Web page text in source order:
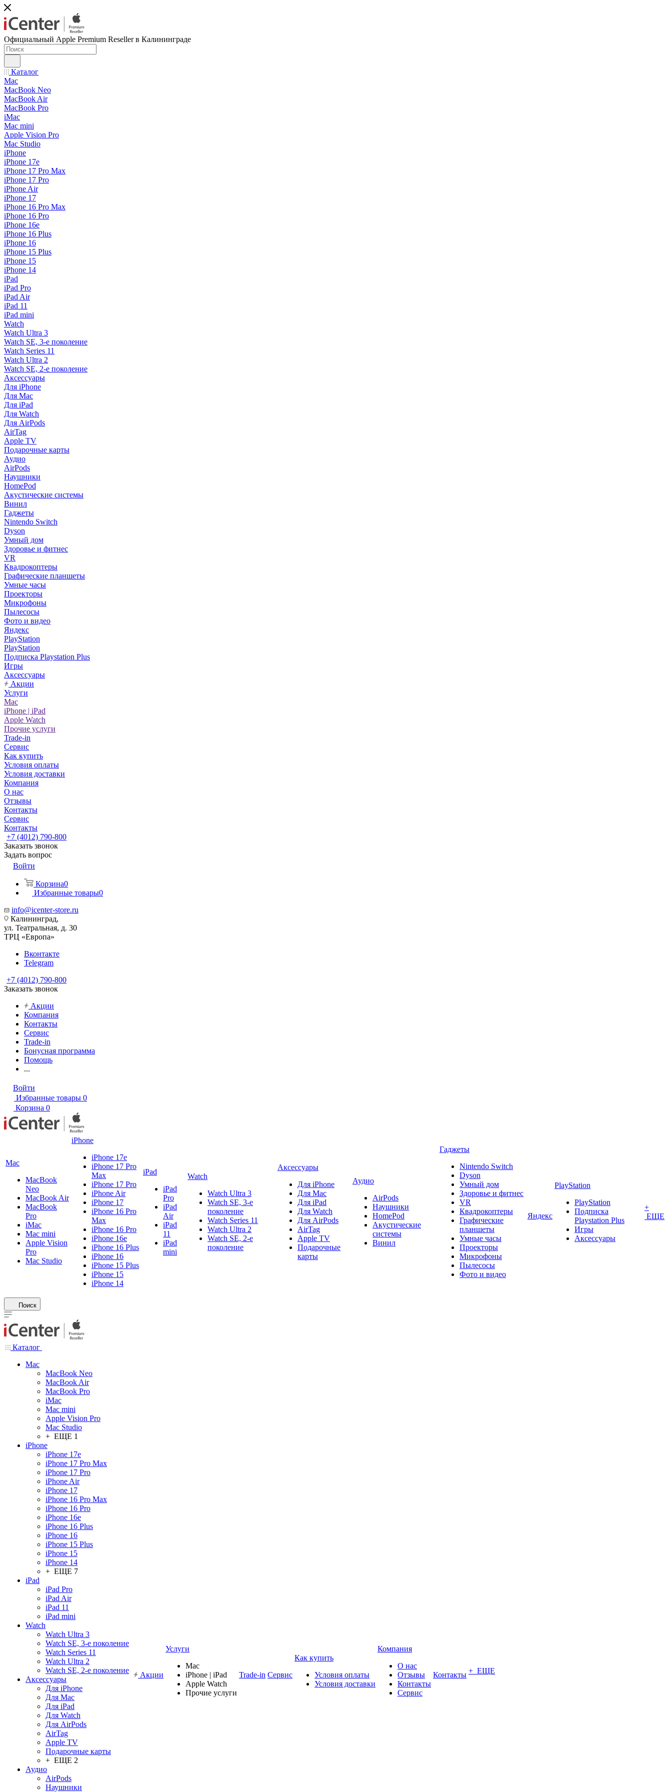
Официальный Apple Premium Reseller в Калининграде
Каталог
Mac
MacBook Neo
MacBook Air
MacBook Pro
iMac
Mac mini
Apple Vision Pro
Mac Studio
iPhone
iPhone 17e
iPhone 17 Pro Max
iPhone 17 Pro
iPhone Air
iPhone 17
iPhone 16 Pro Max
iPhone 16 Pro
iPhone 16e
iPhone 16 Plus
iPhone 16
iPhone 15 Plus
iPhone 15
iPhone 14
iPad
iPad Pro
iPad Air
iPad 11
iPad mini
Watch
Watch Ultra 3
Watch SE, 3-е поколение
Watch Series 11
Watch Ultra 2
Watch SE, 2-е поколение
Аксессуары
Для iPhone
Для Mac
Для iPad
Для Watch
Для AirPods
AirTag
Apple TV
Подарочные карты
Аудио
AirPods
Наушники
HomePod
Акустические системы
Винил
Гаджеты
Nintendo Switch
Dyson
Умный дом
Здоровье и фитнес
VR
Квадрокоптеры
Графические планшеты
Умные часы
Проекторы
Микрофоны
Пылесосы
Фото и видео
Яндекс
PlayStation
PlayStation
Подписка Playstation Plus
Игры
Аксессуары
Акции
Услуги
Mac
iPhone | iPad
Apple Watch
Прочие услуги
Trade-in
Сервис
Как купить
Условия оплаты
Условия доставки
Компания
О нас
Отзывы
Контакты
Сервис
Контакты
+7 (4012) 790-800
Заказать звонок
Задать вопрос
Войти
Корзина0
Избранные товары0
info@icenter-store.ru
Калининград,
ул. Театральная, д. 30
ТРЦ «Европа»
Вконтакте
Telegram
+7 (4012) 790-800
Заказать звонок
Акции
Компания
Контакты
Сервис
Trade-in
Бонусная программа
Помощь
...
Войти
Избранные товары 0
Корзина 0
Mac
MacBook
Neo
MacBook Air
MacBook
Pro
iMac
Mac mini
Apple Vision
Pro
Mac Studio
iPhone
iPhone 17e
iPhone 17 Pro
Max
iPhone 17 Pro
iPhone Air
iPhone 17
iPhone 16 Pro
Max
iPhone 16 Pro
iPhone 16e
iPhone 16 Plus
iPhone 16
iPhone 15 Plus
iPhone 15
iPhone 14
iPad
iPad
Pro
iPad
Air
iPad
11
iPad
mini
Watch
Watch Ultra 3
Watch SE, 3-е
поколение
Watch Series 11
Watch Ultra 2
Watch SE, 2-е
поколение
Аксессуары
Для iPhone
Для Mac
Для iPad
Для Watch
Для AirPods
AirTag
Apple TV
Подарочные
карты
Аудио
AirPods
Наушники
HomePod
Акустические
системы
Винил
Гаджеты
Nintendo Switch
Dyson
Умный дом
Здоровье и фитнес
VR
Квадрокоптеры
Графические
планшеты
Умные часы
Проекторы
Микрофоны
Пылесосы
Фото и видео
Яндекс
PlayStation
PlayStation
Подписка
Playstation Plus
Игры
Аксессуары
+
ЕЩЕ
Поиск
Каталог
Mac
MacBook Neo
MacBook Air
MacBook Pro
iMac
Mac mini
Apple Vision Pro
Mac Studio
+ ЕЩЕ 1
iPhone
iPhone 17e
iPhone 17 Pro Max
iPhone 17 Pro
iPhone Air
iPhone 17
iPhone 16 Pro Max
iPhone 16 Pro
iPhone 16e
iPhone 16 Plus
iPhone 16
iPhone 15 Plus
iPhone 15
iPhone 14
+ ЕЩЕ 7
iPad
iPad Pro
iPad Air
iPad 11
iPad mini
Watch
Watch Ultra 3
Watch SE, 3-е поколение
Watch Series 11
Watch Ultra 2
Watch SE, 2-е поколение
Аксессуары
Для iPhone
Для Mac
Для iPad
Для Watch
Для AirPods
AirTag
Apple TV
Подарочные карты
+ ЕЩЕ 2
Аудио
AirPods
Наушники
Акции
Услуги
Mac
iPhone | iPad
Apple Watch
Прочие услуги
Trade-in Сервис
Как купить
Условия оплаты
Условия доставки
Компания
О нас
Отзывы
Контакты
Сервис
Контакты + ЕЩЕ